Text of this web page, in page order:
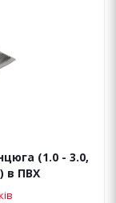
(1.0 - 3.0,
в ПВХ